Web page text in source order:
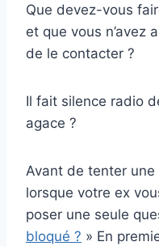
Que devez-vous
et que vous n’avez
de le contacter ?
Il fait silence radio
agace ?
Avant de tenter
lorsque votre ex
poser une seule
bloqué ? » En